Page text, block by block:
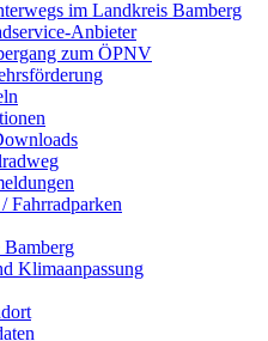
im Landkreis Bamberg
Anbieter
zum ÖPNV
Fahrradparken
Klimaanpassung